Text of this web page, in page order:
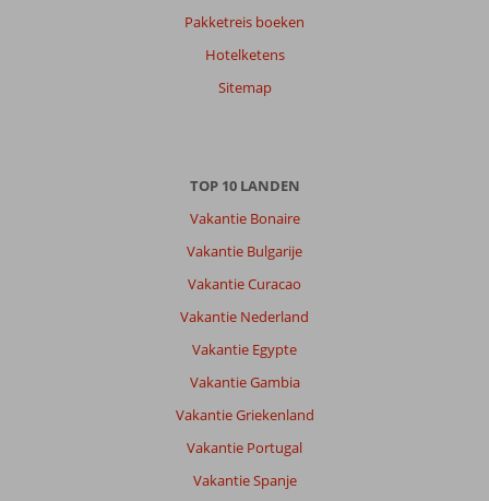
Pakketreis boeken
Hotelketens
Sitemap
TOP 10 LANDEN
Vakantie Bonaire
Vakantie Bulgarije
Vakantie Curacao
Vakantie Nederland
Vakantie Egypte
Vakantie Gambia
Vakantie Griekenland
Vakantie Portugal
Vakantie Spanje